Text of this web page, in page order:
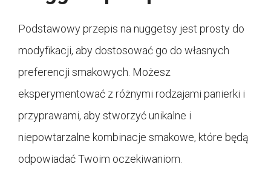
Podstawowy przepis na nuggetsy jest prosty do
modyfikacji, aby dostosować go do własnych
preferencji smakowych. Możesz
eksperymentować z różnymi rodzajami panierki i
przyprawami, aby stworzyć unikalne i
niepowtarzalne kombinacje smakowe, które będą
odpowiadać Twoim oczekiwaniom.